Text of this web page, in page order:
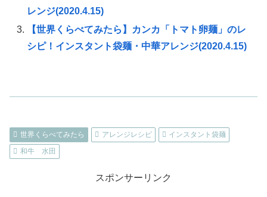
レンジ(2020.4.15)
【世界くらべてみたら】カンカ「トマト卵麺」のレ
シピ！インスタント袋麺・中華アレンジ(2020.4.15)
世界くらべてみたら アレンジレシピ
インスタント袋麺
和牛 水田
スポンサーリンク